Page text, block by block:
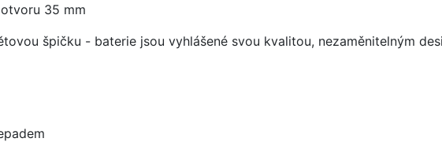
35 mm
špičku - baterie jsou vyhlášené svou kvalitou, nezaměnitelným